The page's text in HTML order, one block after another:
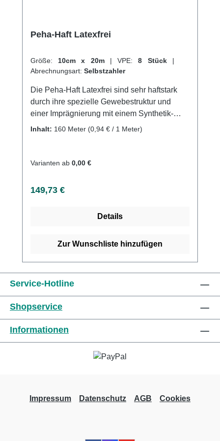
Peha-Haft Latexfrei
Größe: 10cm x 20m | VPE: 8 Stück |
Abrechnungsart: Selbstzahler
Die Peha-Haft Latexfrei sind sehr haftstark
durch ihre spezielle Gewebestruktur und
einer Imprägnierung mit einem Synthetik-
Polymer. Sie sind sehr elastisch und haben
Material. Mit nur wenigen Umdrehungen
oder Kleidung verkleben. Sie sind
geruchsneutral und bestehen aus 43%
Kaufen Sie jetzt latexfreie Peha-Haftbinden
hervorragenden Kundenservice. Weitere
Inhalt: 160 Meter (0,94 € / 1 Meter)
Varianten ab 0,00 €
Regulärer Preis:
149,73 €
Details
Zur Wunschliste hinzufügen
Service-Hotline
Shopservice
Informationen
Impressum Datenschutz AGB Cookies